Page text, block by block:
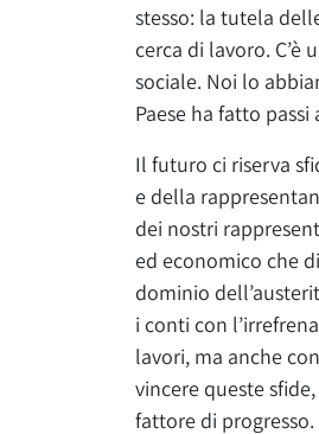
stesso: la tutela
cerca di lavoro.
sociale. Noi lo
Paese ha fatto passi
Il futuro ci riserva
e della
dei nostri
ed economico che
dominio
i conti con
lavori, ma anche
vincere queste
fattore di